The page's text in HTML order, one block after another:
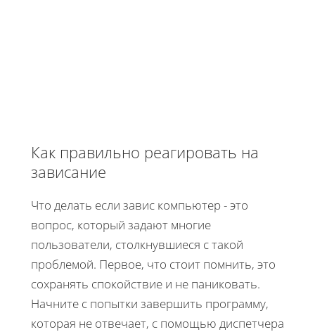
Как правильно реагировать на
зависание
Что делать если завис компьютер - это
вопрос, который задают многие
пользователи, столкнувшиеся с такой
проблемой. Первое, что стоит помнить, это
сохранять спокойствие и не паниковать.
Начните с попытки завершить программу,
которая не отвечает, с помощью диспетчера